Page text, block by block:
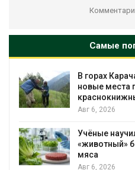
Самые
В горах
новые места
Авг 6, 2026
Учёные
«животный»
мяса
Авг 6, 2026